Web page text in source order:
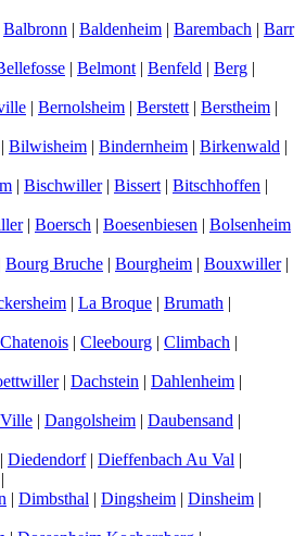
Balbronn | Baldenheim | Barembach | Barr
| Belmont | Benfeld | Berg |
| Bernolsheim | Berstett | Berstheim |
| Bilwisheim | Bindernheim | Birkenwald |
| Bischwiller | Bissert | Bitschhoffen |
| Boersch | Boesenbiesen | Bolsenheim
Bourg Bruche | Bourgheim | Bouxwiller |
| La Broque | Brumath |
Chatenois | Cleebourg | Climbach |
| Dachstein | Dahlenheim |
| Dangolsheim | Daubensand |
| Diedendorf | Dieffenbach Au Val |
|
| Dimbsthal | Dingsheim | Dinsheim |